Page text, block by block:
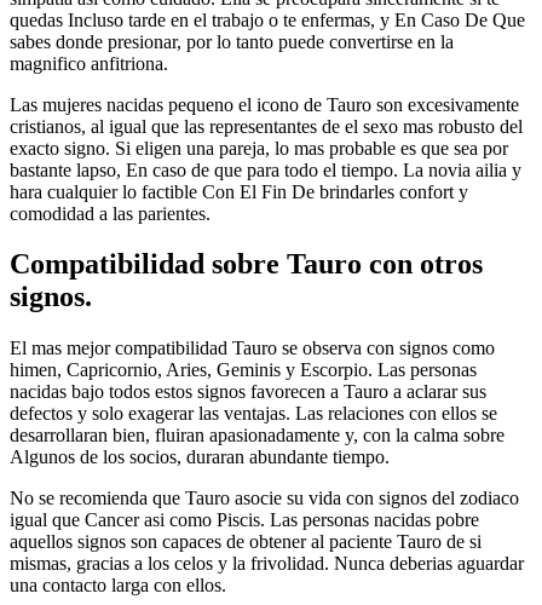
quedas Incluso tarde en el trabajo o te enfermas, y En Caso De Que
sabes donde presionar, por lo tanto puede convertirse en la
magnifico anfitriona.
Las mujeres nacidas pequeno el icono de Tauro son excesivamente
cristianos, al igual que las representantes de el sexo mas robusto del
exacto signo. Si eligen una pareja, lo mas probable es que sea por
bastante lapso, En caso de que para todo el tiempo. La novia ailia y
hara cualquier lo factible Con El Fin De brindarles confort y
comodidad a las parientes.
Compatibilidad sobre Tauro con otros
signos.
El mas mejor compatibilidad Tauro se observa con signos como
himen, Capricornio, Aries, Geminis y Escorpio. Las personas
nacidas bajo todos estos signos favorecen a Tauro a aclarar sus
defectos y solo exagerar las ventajas. Las relaciones con ellos se
desarrollaran bien, fluiran apasionadamente y, con la calma sobre
Algunos de los socios, duraran abundante tiempo.
No se recomienda que Tauro asocie su vida con signos del zodiaco
igual que Cancer asi­ como Piscis. Las personas nacidas pobre
aquellos signos son capaces de obtener al paciente Tauro de si
mismas, gracias a los celos y la frivolidad. Nunca deberias aguardar
una contacto larga con ellos.